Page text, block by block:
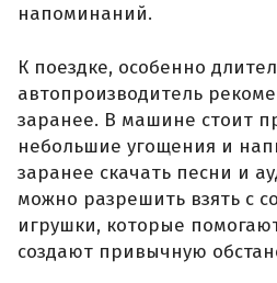
напоминаний.
К поездке, особенно
автопроизводитель
заранее. В машине стоит
небольшие угощения и
заранее скачать песни и
можно разрешить взять с
игрушки, которые
создают привычную